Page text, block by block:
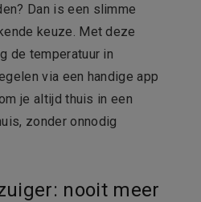
Dan is een slimme
keuze. Met deze
de temperatuur in
via een handige app
je altijd thuis in een
zonder onnodig
nooit meer